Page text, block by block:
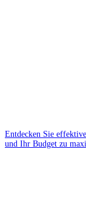
Entdecken Sie
und Ihr Budget zu